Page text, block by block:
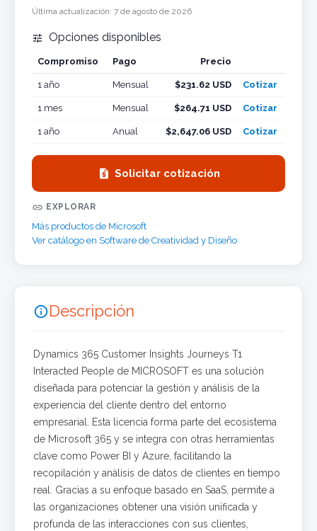
Última actualización: 7 de agosto de 2026
 Opciones disponibles
Compromiso Pago Precio
1 año
Mensual $231.62 USD Cotizar
1 mes Mensual $264.71 USD Cotizar
1 año Anual $2,647.06 USD Cotizar
 Solicitar cotización
 EXPLORAR
Más productos de Microsoft
Ver catálogo en Software de Creatividad y Diseño
Descripción
Dynamics 365 Customer Insights Journeys T1
Interacted People de MICROSOFT es una solución
diseñada para potenciar la gestión y análisis de la
experiencia del cliente dentro del entorno
empresarial. Esta licencia forma parte del ecosistema
de Microsoft 365 y se integra con otras herramientas
clave como Power BI y Azure, facilitando la
recopilación y análisis de datos de clientes en tiempo
real. Gracias a su enfoque basado en SaaS, permite a
las organizaciones obtener una visión unificada y
profunda de las interacciones con sus clientes,